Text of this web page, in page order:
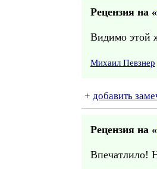
Рецензия на «
Видимо этой
Михаил Певзнер
+ добавить
Рецензия на «
Впечатлило!